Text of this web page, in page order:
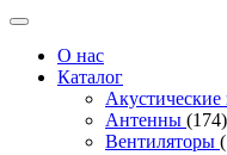
О нас
Каталог
Антенны (174)
Вентиляторы